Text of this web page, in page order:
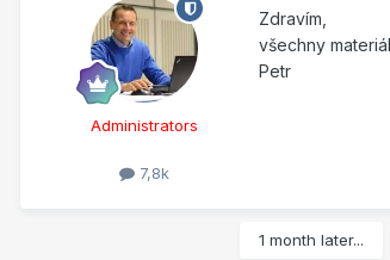
Administrators
7,8k
Zdravím,
všechny
Petr
1 month later...